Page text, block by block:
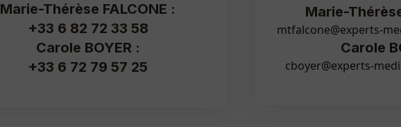
Marie-Thérèse FALCONE :
+33 6 82 72 33 58
Carole BOYER :
+33 6 72 79 57 25
Marie-
mtfalcone@experts-
Carole
cboyer@experts-